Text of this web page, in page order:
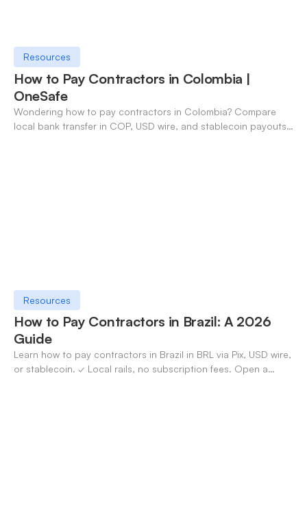
Resources
How to Pay Contractors in Colombia |
OneSafe
Wondering how to pay contractors in Colombia? Compare
local bank transfer in COP, USD wire, and stablecoin payouts.
Resources
How to Pay Contractors in Brazil: A 2026
Guide
Learn how to pay contractors in Brazil in BRL via Pix, USD wire,
or stablecoin. ✓ Local rails, no subscription fees. Open a